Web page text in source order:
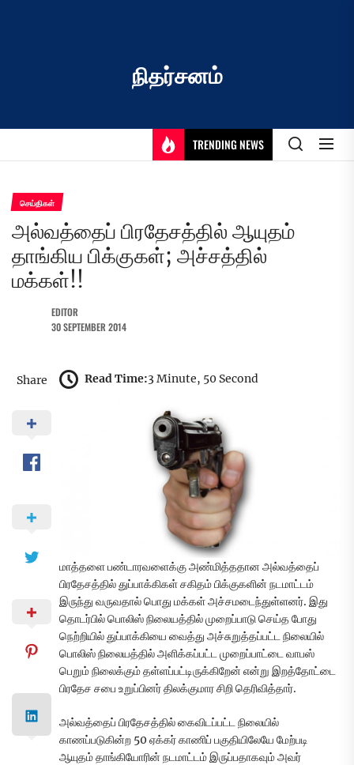
நிதர்சனம்
TRENDING NEWS
செய்திகள்
அல்வத்தைப் பிரதேசத்தில் ஆயுதம்
தாங்கிய பிக்குகள்; அச்சத்தில்
மக்கள்!!
EDITOR
30 SEPTEMBER 2014
Share Read Time:3 Minute, 50 Second
மாத்தளை பண்டாரவளைக்கு அண்மித்ததான அல்வத்தைப்
பிரதேசத்தில் துப்பாக்கிகள் சகிதம் பிக்குகளின் நடமாட்டம்
இருந்து வருவதால் பொது மக்கள் அச்சமடைந்துள்ளனர். இது
தொடர்பில் பொலிஸ் நிலையத்தில் முறைப்பாடு செய்த போது
நெற்றியில் துப்பாக்கியை வைத்து அச்சுறுத்தப்பட்ட நிலையில்
பொலிஸ் நிலையத்தில் அளிக்கப்பட்ட முறைப்பாட்டை வாபஸ்
பெறும் நிலைக்கும் தள்ளப்பட்டிருக்கிறேன் என்று இறத்தோட்டை
பிரதேச சபை உறுப்பினர் திலக்குமார சிறி தெரிவித்தார்.
அல்வத்தைப் பிரதேசத்தில் கைவிடப்பட்ட நிலையில்
காணப்படுகின்ற 50 ஏக்கர் காணிப் பகுதியிலேயே மேற்படி
ஆயுதம் தாங்கியோரின் நடமாட்டம் இருப்பதாகவும் அவர்